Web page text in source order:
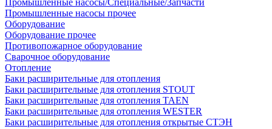
Промышленные насосы/Специальные/Запчасти
Промышленные насосы прочее
Оборудование
Оборудование прочее
Противопожарное оборудование
Сварочное оборудование
Отопление
Баки расширительные для отопления
Баки расширительные для отопления STOUT
Баки расширительные для отопления TAEN
Баки расширительные для отопления WESTER
Баки расширительные для отопления открытые СТЭН